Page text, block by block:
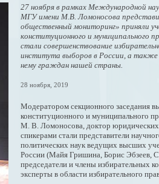
27 ноября в рамках Международной
МГУ имени М.В. Ломоносова
общественный мониторинг» приняли
конституционного и муниципального
стали совершенствование
института выборов в России, а также
нему граждан нашей страны.
28 ноября, 2019
Модератором секционного заседания
конституционного и муниципального
М. В. Ломоносова, доктор
спикерами стали представители
политических наук ведущих высших
России (Майя Гришина, Борис
председатели и члены избирательных
эксперты в области избирательного